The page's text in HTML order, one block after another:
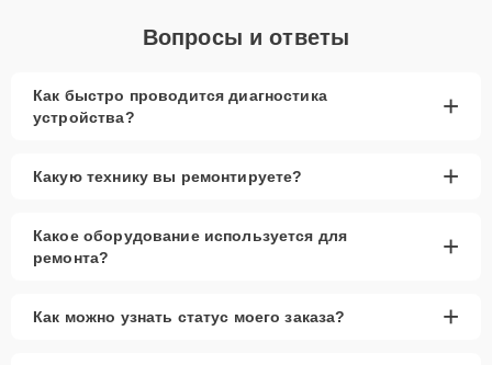
Вопросы и ответы
Как быстро проводится диагностика
устройства?
+
Какую технику вы ремонтируете? +
Какое оборудование используется для
ремонта?
+
Как можно узнать статус моего заказа? +